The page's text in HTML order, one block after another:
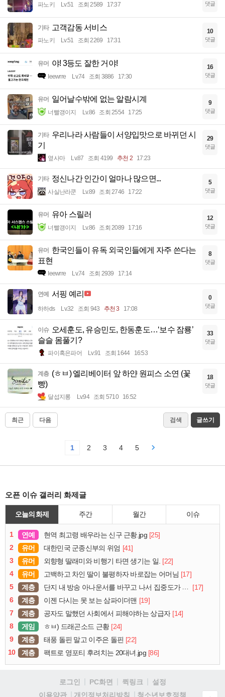
파노키 Lv.51 조회 2589 17:37 댓글
기타 고객감동 서비스
파노키 Lv.51 조회 2269 17:31
10
댓글
유머 야! 3등도 잘한 거야!
Ieewrre Lv.74 조회 3886 17:30
16
댓글
유머 일어날수밖에 없는 알람시계
너빨갱이지 Lv.86 조회 2554 17:25
9
댓글
기타 우리나라 사람들이 서양입맛으로 바뀌던 시
기
옆사마 Lv.87 조회 4199 추천 2 17:23
29
댓글
기타 정신나간 인간이 얼마나 많으면...
사실난라쿤 Lv.89 조회 2746 17:22
5
댓글
유머 유아 스릴러
너빨갱이지 Lv.86 조회 2089 17:16
12
댓글
유머 한국인들이 유독 외국인들에게 자주 쓴다는
표현
Ieewrre Lv.74 조회 2939 17:14
8
댓글
연예 서핑 예리
하하ds Lv.32 조회 943 추천 3 17:08
0
댓글
이슈 오세훈도, 유승민도, 한동훈도…‘보수 잠룡’
슬슬 몸풀기?
파이혹은파어 Lv.91 조회 1644 16:53
33
댓글
계층 (ㅎㅂ) 엘리베이터 앞 하얀 원피스 소연 (꽃
빵)
달섭지롱 Lv.94 조회 5710 16:52
18
댓글
최근 다음 검색 글쓰기
1 2 3 4 5
오픈 이슈 갤러리 화제글
오늘의 화제 주간 월간 이슈
1 연예 현역 최고령 배우라는 신구 근황.jpg [25]
2
유머 대한민국 군종신부의 위엄 [41]
3
유머 외향형 딸래미와 비행기 타면 생기는 일. [22]
4
유머 고백하고 차인 딸이 불평하자 바로잡는 어머님 [17]
5
계층 단지 내 방송 아나운서를 바꾸고 나서 집중도가 확 올라갔다는 한 아파트의 안내방송
[17]
6
계층 이젠 다시는 못 보는 삼파이더맨 [19]
7
계층 공자도 말했던 사회에서 피해야하는 상급자 [14]
8
게임 ㅎㅂ) 드래곤소드 근황 [24]
9
계층 태풍 돌핀 말고 이주은 돌핀 [22]
10
계층 팩트로 영포티 후려치는 20대녀.jpg [86]
로그인 PC화면 퀵링크
설정
이용약관
개인정보처리방침 청소년보호정책